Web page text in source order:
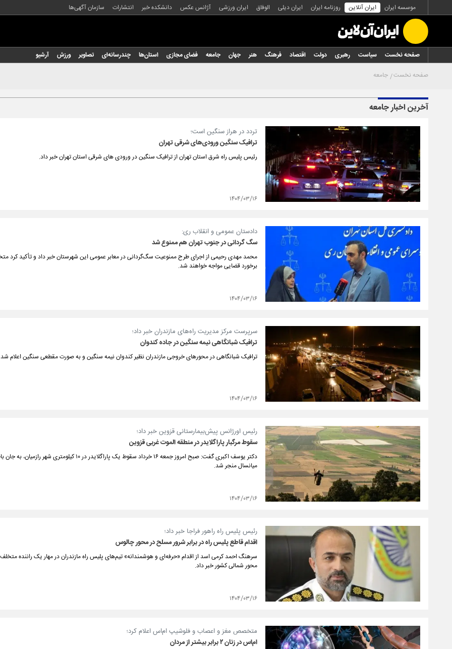
موسسه ایران ایران آنلاین روزنامه ایران ایران دیلی الوفاق ایران ورزشی آژانس عکس دانشکده خبر انتشارات سازمان آگهی‌ها
صفحه نخست سیاست رهبری دولت اقتصاد فرهنگ هنر جهان جامعه فضای مجازی استان‌ها چندرسانه‌ای تصاویر ورزش
آرشیو
صفحه نخست جامعه
آخرین اخبار جامعه
تردد در هراز سنگین است؛
ترافیک سنگین ورودی‌های شرقی تهران
رئیس پلیس راه شرق استان تهران از ترافیک سنگین در ورودی های شرقی استان تهران خبر داد.
۱۴۰۴/۰۳/۱۶
دادستان عمومی و انقلاب ری:
سگ گردانی در جنوب تهران هم ممنوع شد
محمد مهدی رحیمی از اجرای طرح ممنوعیت سگ‌گردانی در معابر عمومی این شهرستان خبر داد و تأکید کرد
برخورد قضایی مواجه خواهند شد.
۱۴۰۴/۰۳/۱۶
سرپرست مرکز مدیریت راه‌های مازندران خبر داد؛
ترافیک شبانگاهی نیمه سنگین در جاده کندوان
ترافیک شبانگاهی در محورهای خروجی مازندران نظیر کندوان نیمه سنگین و به صورت مقطعی سنگین اعلام
۱۴۰۴/۰۳/۱۶
رئیس اورژانس پیش‌بیمارستانی قزوین خبر داد؛
سقوط مرگبار پاراگلایدر در منطقه الموت غربی قزوین
دکتر یوسف اکبری گفت: صبح امروز جمعه ۱۶ خرداد سقوط یک پاراگلایدر در ۱۰
میانسال منجر شد.
۱۴۰۴/۰۳/۱۶
رئیس پلیس راه راهور فراجا خبر داد؛
اقدام قاطع پلیس راه در برابر شرور مسلح در محور چالوس
سرهنگ احمد کرمی اسد از اقدام «حرفه‌ای و هوشمندانه» تیم‌های پلیس راه مازندران در مهار یک راننده
محور شمالی کشور خبر داد.
۱۴۰۴/۰۳/۱۶
متخصص مغز و اعصاب و فلوشیپ ام‌اس اعلام کرد؛
ام‌اس در زنان ۲ برابر بیشتر از مردان